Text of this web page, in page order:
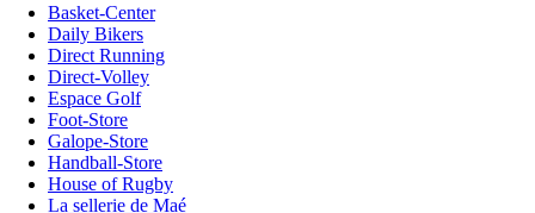
Basket-Center
Daily Bikers
Direct Running
Direct-Volley
Espace Golf
Foot-Store
Galope-Store
Handball-Store
House of Rugby
La sellerie de Maé